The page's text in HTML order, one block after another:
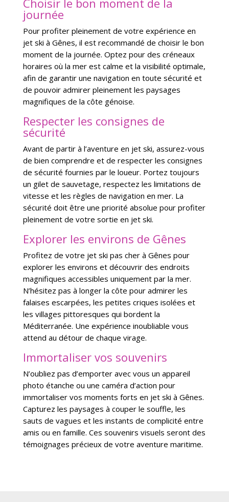
Choisir le bon moment de la
journée
Pour profiter pleinement de votre expérience en
jet ski à Gênes, il est recommandé de choisir le bon
moment de la journée. Optez pour des créneaux
horaires où la mer est calme et la visibilité optimale,
afin de garantir une navigation en toute sécurité et
de pouvoir admirer pleinement les paysages
magnifiques de la côte génoise.
Respecter les consignes de
sécurité
Avant de partir à l’aventure en jet ski, assurez-vous
de bien comprendre et de respecter les consignes
de sécurité fournies par le loueur. Portez toujours
un gilet de sauvetage, respectez les limitations de
vitesse et les règles de navigation en mer. La
sécurité doit être une priorité absolue pour profiter
pleinement de votre sortie en jet ski.
Explorer les environs de Gênes
Profitez de votre jet ski pas cher à Gênes pour
explorer les environs et découvrir des endroits
magnifiques accessibles uniquement par la mer.
N’hésitez pas à longer la côte pour admirer les
falaises escarpées, les petites criques isolées et
les villages pittoresques qui bordent la
Méditerranée. Une expérience inoubliable vous
attend au détour de chaque virage.
Immortaliser vos souvenirs
N’oubliez pas d’emporter avec vous un appareil
photo étanche ou une caméra d’action pour
immortaliser vos moments forts en jet ski à Gênes.
Capturez les paysages à couper le souffle, les
sauts de vagues et les instants de complicité entre
amis ou en famille. Ces souvenirs visuels seront des
témoignages précieux de votre aventure maritime.